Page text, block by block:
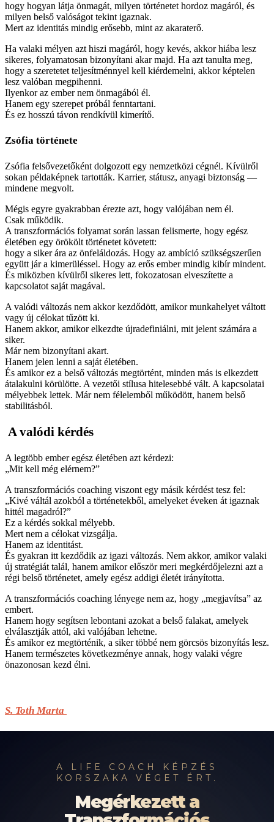
hogy hogyan látja önmagát, milyen történetet hordoz magáról, és
milyen belső valóságot tekint igaznak.
Mert az identitás mindig erősebb, mint az akaraterő.
Ha valaki mélyen azt hiszi magáról, hogy kevés, akkor hiába lesz
sikeres, folyamatosan bizonyítani akar majd. Ha azt tanulta meg,
hogy a szeretetet teljesítménnyel kell kiérdemelni, akkor képtelen
lesz valóban megpihenni.
Ilyenkor az ember nem önmagából él.
Hanem egy szerepet próbál fenntartani.
És ez hosszú távon rendkívül kimerítő.
Zsófia története
Zsófia felsővezetőként dolgozott egy nemzetközi cégnél. Kívülről
sokan példaképnek tartották. Karrier, státusz, anyagi biztonság —
mindene megvolt.
Mégis egyre gyakrabban érezte azt, hogy valójában nem él.
Csak működik.
A transzformációs folyamat során lassan felismerte, hogy egész
életében egy örökölt történetet követett:
hogy a siker ára az önfeláldozás. Hogy az ambíció szükségszerűen
együtt jár a kimerüléssel. Hogy az erős ember mindig kibír mindent.
És miközben kívülről sikeres lett, fokozatosan elveszítette a
kapcsolatot saját magával.
A valódi változás nem akkor kezdődött, amikor munkahelyet váltott
vagy új célokat tűzött ki.
Hanem akkor, amikor elkezdte újradefiniálni, mit jelent számára a
siker.
Már nem bizonyítani akart.
Hanem jelen lenni a saját életében.
És amikor ez a belső változás megtörtént, minden más is elkezdett
átalakulni körülötte. A vezetői stílusa hitelesebbé vált. A kapcsolatai
mélyebbek lettek. Már nem félelemből működött, hanem belső
stabilitásból.
A valódi kérdés
A legtöbb ember egész életében azt kérdezi:
„Mit kell még elérnem?”
A transzformációs coaching viszont egy másik kérdést tesz fel:
„Kivé váltál azokból a történetekből, amelyeket éveken át igaznak
hittél magadról?”
Ez a kérdés sokkal mélyebb.
Mert nem a célokat vizsgálja.
Hanem az identitást.
És gyakran itt kezdődik az igazi változás. Nem akkor, amikor valaki
új stratégiát talál, hanem amikor először meri megkérdőjelezni azt a
régi belső történetet, amely egész addigi életét irányította.
A transzformációs coaching lényege nem az, hogy „megjavítsa” az
embert.
Hanem hogy segítsen lebontani azokat a belső falakat, amelyek
elválasztják attól, aki valójában lehetne.
És amikor ez megtörténik, a siker többé nem görcsös bizonyítás lesz.
Hanem természetes következménye annak, hogy valaki végre
önazonosan kezd élni.
S. Toth Marta
A LIFE COACH KÉPZÉS
KORSZAKA VÉGET ÉRT.
Megérkezett a